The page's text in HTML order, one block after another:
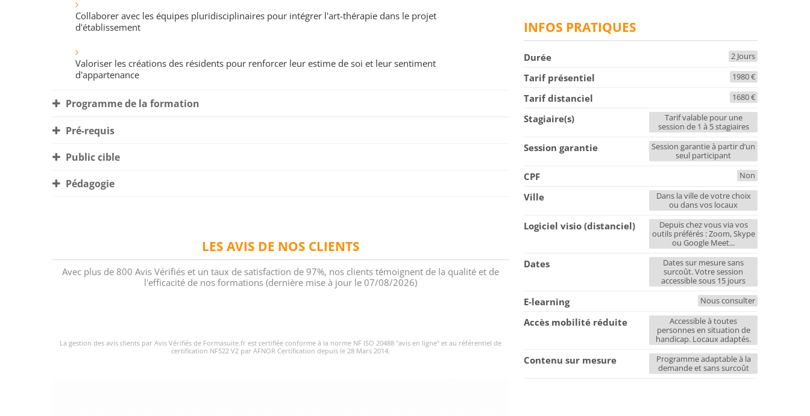
Collaborer avec les équipes pluridisciplinaires pour intégrer l'art-thérapie dans le projet
d'établissement
Valoriser les créations des résidents pour renforcer leur estime de soi et leur sentiment
d'appartenance
Programme de la formation
Pré-requis
Public cible
Pédagogie
LES AVIS DE NOS CLIENTS
Avec plus de 800 Avis Vérifiés et un taux de satisfaction de 97%, nos clients témoignent de la qualité et de
l'efficacité de nos formations (dernière mise à jour le 07/08/2026)
La gestion des avis clients par Avis Vérifiés de Formasuite.fr est certifiée conforme à la norme NF ISO 20488 "avis en ligne" et au référentiel de
certification NF522 V2 par AFNOR Certification depuis le 28 Mars 2014.
INFOS PRATIQUES
Durée 2 Jours
Tarif présentiel 1980 €
Tarif distanciel 1680 €
Stagiaire(s)
Tarif valable pour une
session de 1 à 5 stagiaires
Session garantie
Session garantie à partir d’un
seul participant
CPF Non
Ville
Dans la ville de votre choix
ou dans vos locaux
Logiciel visio (distanciel)
Depuis chez vous via vos
outils préférés : Zoom, Skype
ou Google Meet...
Dates
Dates sur mesure sans
surcoût. Votre session
accessible sous 15 jours
E-learning Nous consulter
Accès mobilité réduite
Accessible à toutes
personnes en situation de
handicap. Locaux adaptés.
Contenu sur mesure
Programme adaptable à la
demande et sans surcoût